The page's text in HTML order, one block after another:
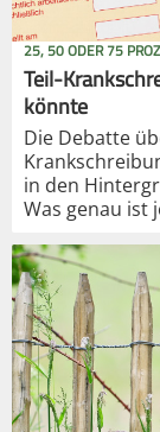
25, 50 ODER 75
Teil-
könnte
Die Debatte
in den
Was genau ist